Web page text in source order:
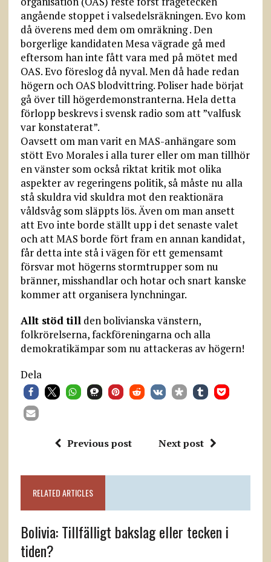
angående stoppet i valsedelsräkningen. Evo kom
då överens med dem om omräkning . Den
borgerlige kandidaten Mesa vägrade gå med
eftersom han inte fått vara med på mötet med
OAS. Evo föreslog då nyval. Men då hade redan
högern och OAS blodvittring. Poliser hade börjat
gå över till högerdemonstranterna. Hela detta
förlopp beskrevs i svensk radio som att ”valfusk
var konstaterat”.
Oavsett om man varit en MAS-anhängare som
stött Evo Morales i alla turer eller om man tillhör
en vänster som också riktat kritik mot olika
aspekter av regeringens politik, så måste nu alla
stå skuldra vid skuldra mot den reaktionära
våldsvåg som släppts lös. Även om man ansett
att Evo inte borde ställt upp i det senaste valet
och att MAS borde fört fram en annan kandidat,
får detta inte stå i vägen för ett gemensamt
försvar mot högerns stormtrupper som nu
bränner, misshandlar och hotar och snart kanske
kommer att organisera lynchningar.
Allt stöd tillden bolivianska vänstern,
folkrörelserna, fackföreningarna och alla
demokratikämpar som nu attackeras av högern!
Dela
Previous post Next post
RELATED ARTICLES
Bolivia: Tillfälligt bakslag eller tecken i
tiden?